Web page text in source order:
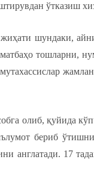
ўтказиш
шундаки,
тошларни,
мутахассислар
олиб, қуйи­да
бериб
англатади. 17